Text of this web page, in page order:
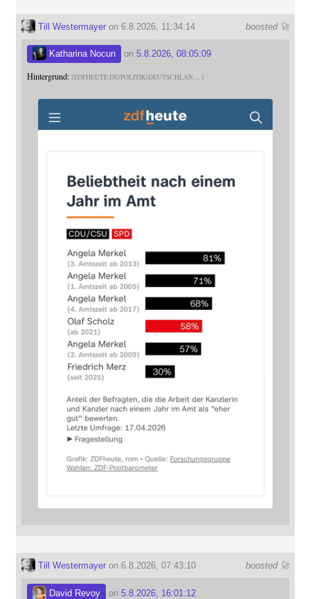
boosted 🚀
Till Westermayeron 6.8.2026, 11:34:14
Katharina Nocun on 5.8.2026, 08:05:09
Hintergrund: ZDFHEUTE.DE/POLITIK/DEUTSCHLAN
boosted 🚀
Till Westermayeron 6.8.2026, 07:43:10
David Revoy on 5.8.2026, 16:01:12